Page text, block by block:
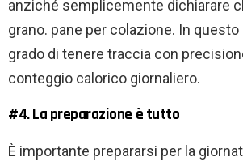
anziché semplicemente dichiarare
grano. pane per colazione. In
grado di tenere traccia con
conteggio calorico giornaliero.
#4. La preparazione è tutto
È importante prepararsi per la